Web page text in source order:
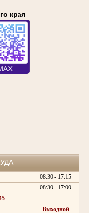
края
08:30 - 17:15
08:30 - 17:00
Выходной